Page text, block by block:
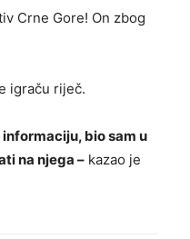
Crne Gore! On zbog
igraču riječ.
bio sam u
na njega – kazao je